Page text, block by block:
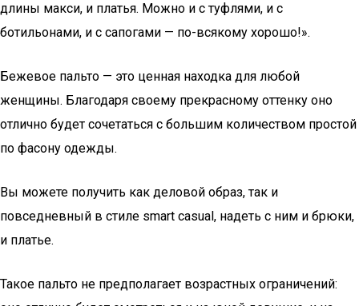
длины макси, и платья. Можно и с туфлями, и с
ботильонами, и с сапогами — по-всякому хорошо!».
Бежевое пальто — это ценная находка для любой
женщины. Благодаря своему прекрасному оттенку оно
отлично будет сочетаться с большим количеством простой
по фасону одежды.
Вы можете получить как деловой образ, так и
повседневный в стиле smart casual, надеть с ним и брюки,
и платье.
Такое пальто не предполагает возрастных ограничений: